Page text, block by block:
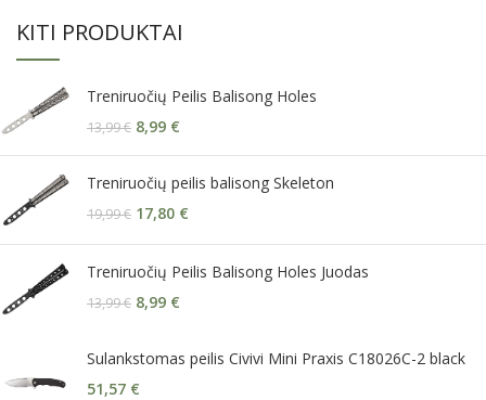
KITI PRODUKTAI
Treniruočių Peilis Balisong Holes
13,99€ 8,99 €
Treniruočių peilis balisong Skeleton
19,99€ 17,80 €
Treniruočių Peilis Balisong Holes Juodas
13,99€ 8,99 €
Sulankstomas peilis Civivi Mini Praxis C18026C-2 black
51,57 €